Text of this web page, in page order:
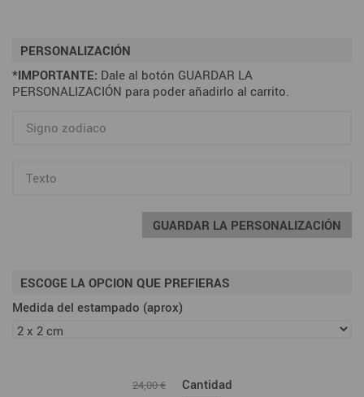
PERSONALIZACIÓN
*IMPORTANTE: Dale al botón GUARDAR LA
PERSONALIZACIÓN para poder añadirlo al carrito.
GUARDAR LA PERSONALIZACIÓN
ESCOGE LA OPCION QUE PREFIERAS
Medida del estampado (aprox)
24,00 € Cantidad